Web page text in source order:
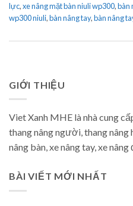
lực,xe nâng mặt bàn niuli wp300,bàn
wp300 niuli,bàn nâng tay,bàn nâng
GIỚI THIỆU
Viet Xanh MHE là nhà cung
thang nâng người, thang nâng
nâng bàn, xe nâng tay, xe
BÀI VIẾT MỚI NHẤT